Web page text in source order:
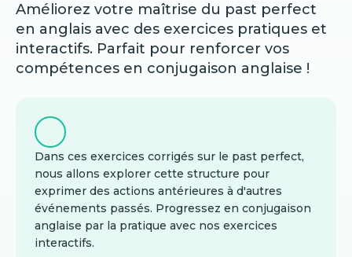
Améliorez votre maîtrise du past perfect
en anglais avec des exercices pratiques et
interactifs. Parfait pour renforcer vos
compétences en conjugaison anglaise !
Dans ces exercices corrigés sur le past perfect,
nous allons explorer cette structure pour
exprimer des actions antérieures à d'autres
événements passés. Progressez en conjugaison
anglaise par la pratique avec nos exercices
interactifs.